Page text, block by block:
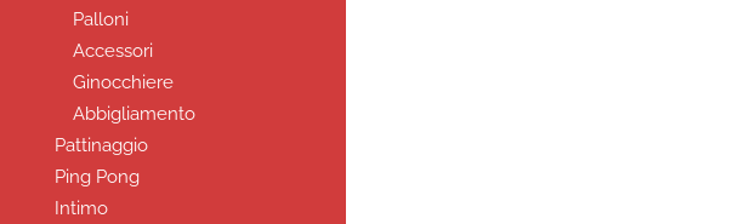
Palloni
Accessori
Ginocchiere
Abbigliamento
Pattinaggio
Ping Pong
Intimo